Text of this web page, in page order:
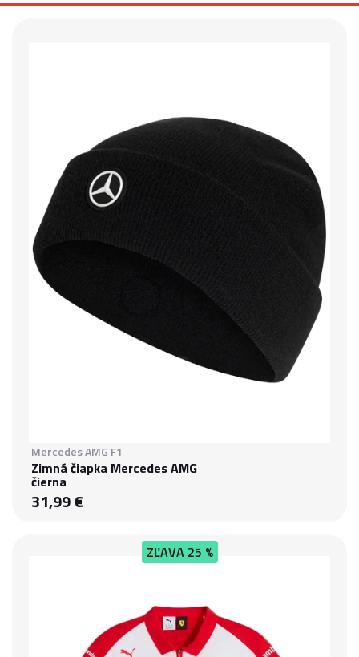
Mercedes AMG F1
Zimná čiapka Mercedes AMG
čierna
31,99 €
ZĽAVA25 %